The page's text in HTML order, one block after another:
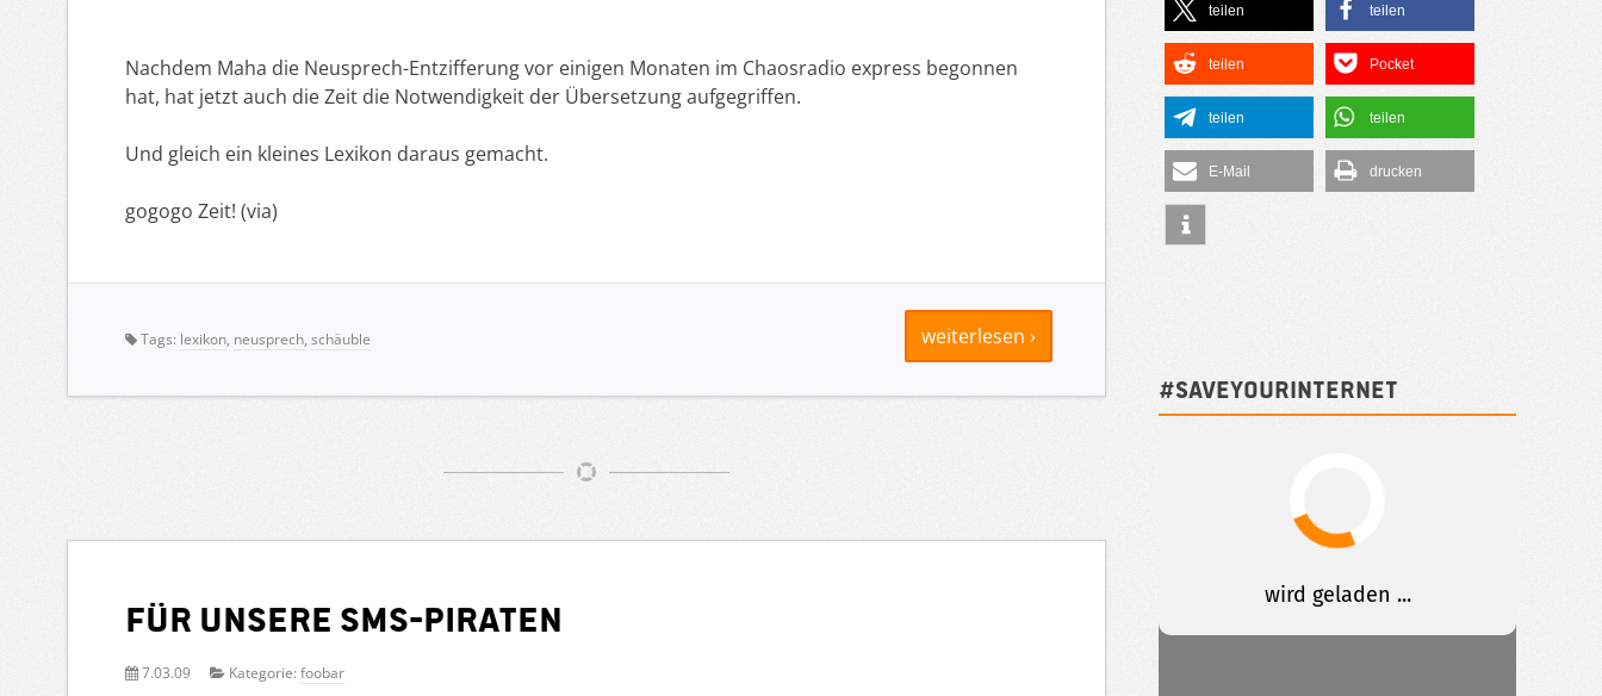
Nachdem Maha die Neusprech-Entzifferung vor einigen Monaten im Chaosradio express begonnen
hat, hat jetzt auch die Zeit die Notwendigkeit der Übersetzung aufgegriffen.
Und gleich ein kleines Lexikon daraus gemacht.
gogogo Zeit! (via)
weiterlesen ›
Tags: lexikon, neusprech, schäuble
Für unsere SMS-Piraten
7.03.09 Kategorie: foobar
teilen teilen
teilen Pocket
teilen teilen
E-Mail drucken
#SAVEYOURINTERNET